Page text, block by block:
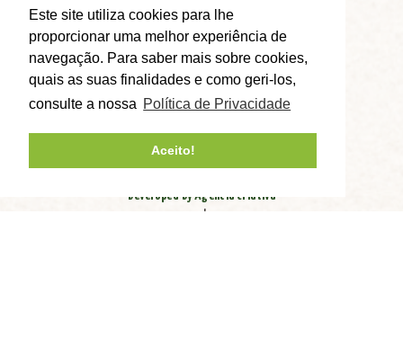
Este site utiliza cookies para lhe
proporcionar uma melhor experiência de
navegação. Para saber mais sobre cookies,
quais as suas finalidades e como geri-los,
consulte a nossa Política de Privacidade
Aceito!
LOJAS
CONTACTOS
ENCOMENDAS ONLINE
Developed by Agência Criativa